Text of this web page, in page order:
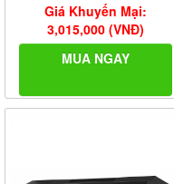
Giá Khuyến Mại:
3,015,000 (VNĐ)
MUA NGAY